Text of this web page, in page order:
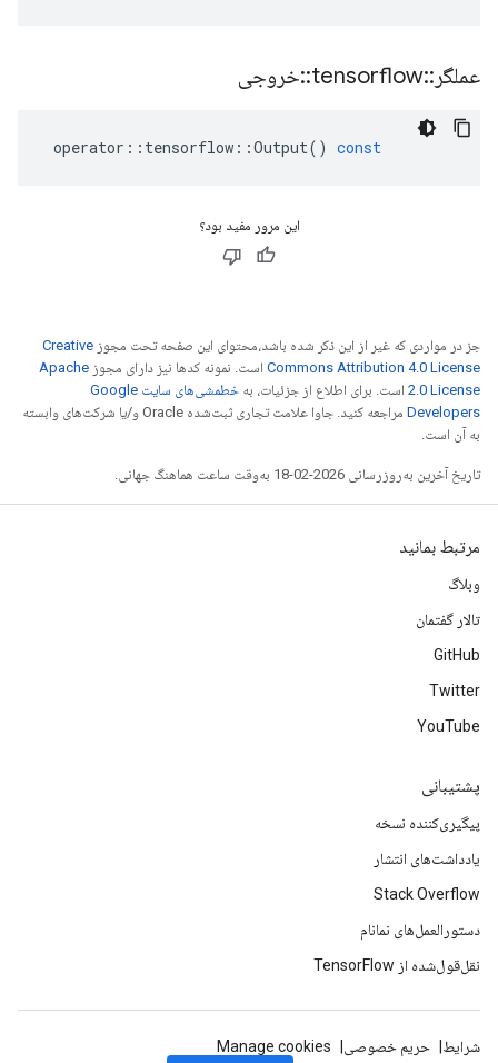
عملگر ::
tensorflow
::خروجی
operator :: tensorflow ::Output() const
این مرور مفید بود؟
جز در مواردی که غیر از این ذکر شده باشد،‌محتوای این صفحه تحت مجوز Creative
Commons Attribution 4.0 License است. نمونه کدها نیز دارای مجوز Apache
2.0 License است. برای اطلاع از جزئیات، به
خطمشی‌های سایت Google
Developers‏
مراجعه کنید. جاوا علامت تجاری ثبت‌شده Oracle و/یا شرکت‌های وابسته
به آن است.
تاریخ آخرین به‌روزرسانی 2026-02-18 به‌وقت ساعت هماهنگ جهانی.
مرتبط بمانید
وبلاگ
تالار گفتمان
GitHub
Twitter
YouTube
پشتیبانی
پیگیری‌کننده نسخه
یادداشت‌های انتشار
Stack Overflow
دستورالعمل‌های نمانام
نقل‌قول‌شده از TensorFlow
شرایط حریم خصوصی Manage cookies